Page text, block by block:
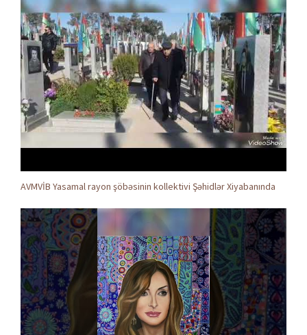
AVMVİB Yasamal rayon şöbəsinin kollektivi Şəhidlər Xiyabanında